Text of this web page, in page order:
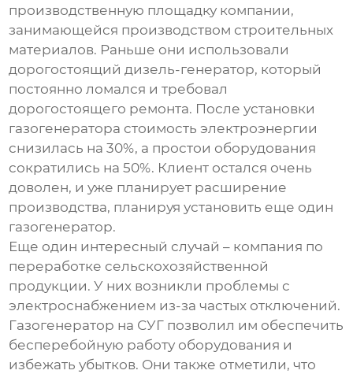
производственную площадку компании,
занимающейся производством строительных
материалов. Раньше они использовали
дорогостоящий дизель-генератор, который
постоянно ломался и требовал
дорогостоящего ремонта. После установки
газогенератора стоимость электроэнергии
снизилась на 30%, а простои оборудования
сократились на 50%. Клиент остался очень
доволен, и уже планирует расширение
производства, планируя установить еще один
газогенератор.
Еще один интересный случай – компания по
переработке сельскохозяйственной
продукции. У них возникли проблемы с
электроснабжением из-за частых отключений.
Газогенератор на СУГ позволил им обеспечить
бесперебойную работу оборудования и
избежать убытков. Они также отметили, что